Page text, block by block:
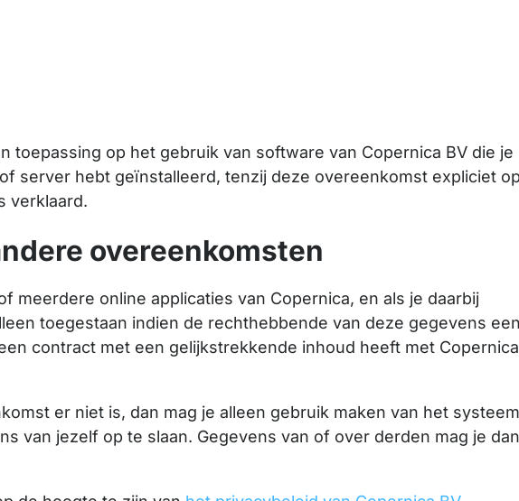
toepassing op het gebruik van software van Copernica BV die je
server hebt geïnstalleerd, tenzij deze overeenkomst expliciet
verklaard.
overeenkomsten
meerdere online applicaties van Copernica, en als je daarbij
toegestaan indien de rechthebbende van deze gegevens
contract met een gelijkstrekkende inhoud heeft met Copernica
er niet is, dan mag je alleen gebruik maken van het
van jezelf op te slaan. Gegevens van of over derden mag je